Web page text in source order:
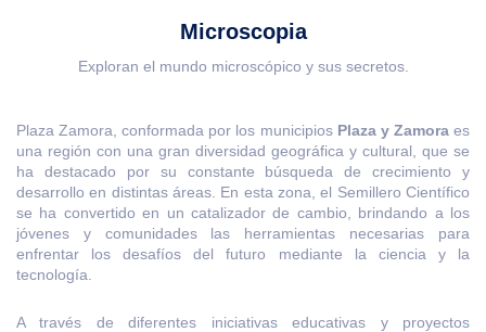
Microscopia
Exploran el mundo microscópico y sus secretos.
Plaza Zamora, conformada por los municipios Plaza y Zamoraes
una región con una gran diversidad geográfica y cultural, que se
ha destacado por su constante búsqueda de crecimiento y
desarrollo en distintas áreas. En esta zona, el Semillero Científico
se ha convertido en un catalizador de cambio, brindando a los
jóvenes y comunidades las herramientas necesarias para
enfrentar los desafíos del futuro mediante la ciencia y la
tecnología.
A través de diferentes iniciativas educativas y proyectos